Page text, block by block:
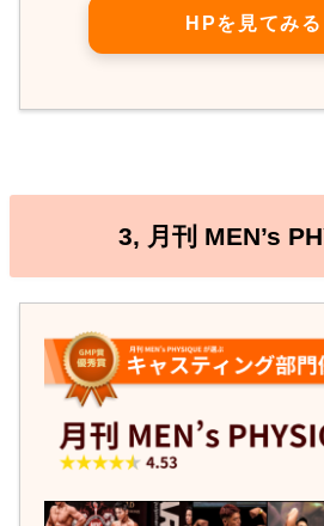
HPを見てみる
3, 月刊 MEN’s